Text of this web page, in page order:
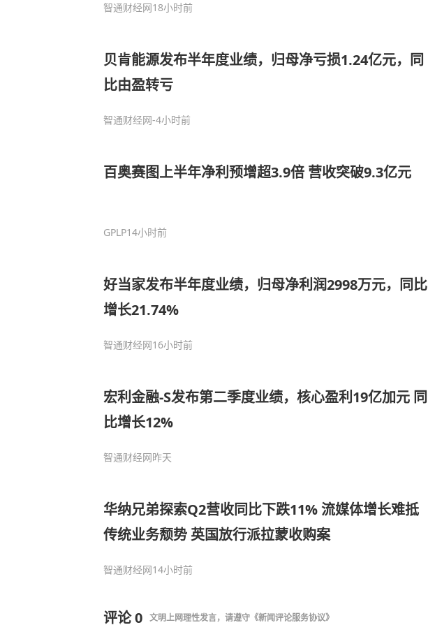
智通财经网18小时前
贝肯能源发布半年度业绩，归母净亏损1.24亿元，同
比由盈转亏
智通财经网-4小时前
百奥赛图上半年净利预增超3.9倍 营收突破9.3亿元
GPLP14小时前
好当家发布半年度业绩，归母净利润2998万元，同比
增长21.74%
智通财经网16小时前
宏利金融-S发布第二季度业绩，核心盈利19亿加元 同
比增长12%
智通财经网昨天
华纳兄弟探索Q2营收同比下跌11% 流媒体增长难抵
传统业务颓势 英国放行派拉蒙收购案
智通财经网14小时前
评论0 文明上网理性发言，请遵守 《新闻评论服务协议》